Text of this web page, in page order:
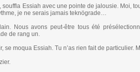
Essiah avec une pointe de jalousie. Moi,
je ne serais jamais teknögrade…
Nous avons peut-être tous été
de rang un.
se moqua Essiah. Tu n’as rien fait de particulier.